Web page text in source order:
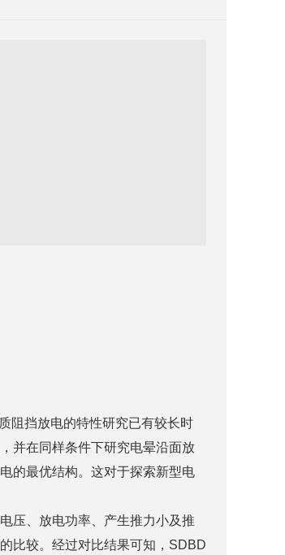
阻挡放电的特性研究已有较长时
并在同样条件下研究电晕沿面放
的最优结构。这对于探索新型电
压、放电功率、产生推力小及推
比较。经过对比结果可知，SDBD